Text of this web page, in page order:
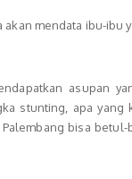
mendata ibu-ibu
asupan
stunting, apa yang
bisa